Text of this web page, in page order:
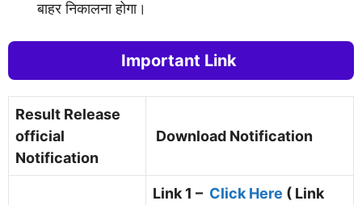
बाहर निकालना होगा।
Important Link
Result Release
official
Notification
Download Notification
Link 1 – Click Here ( Link